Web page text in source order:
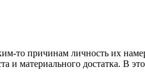
то причинам личность их
материального достатка. В